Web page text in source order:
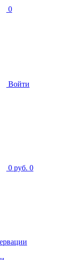
0
Войти
0 руб. 0